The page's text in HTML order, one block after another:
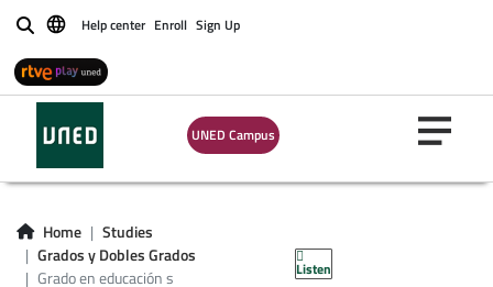
BuscarHelp center Enroll Sign Up
UNED Campus
Home
Studies
Grados y Dobles Grados
Grado en educación s
Listen